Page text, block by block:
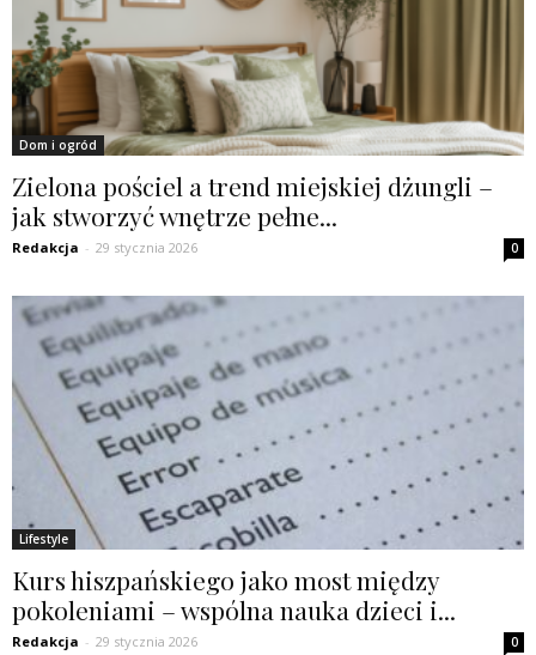
Dom i ogród
Zielona pościel a trend miejskiej dżungli –
jak stworzyć wnętrze pełne...
Redakcja - 29 stycznia 2026 0
Lifestyle
Kurs hiszpańskiego jako most między
pokoleniami – wspólna nauka dzieci i...
Redakcja - 29 stycznia 2026 0